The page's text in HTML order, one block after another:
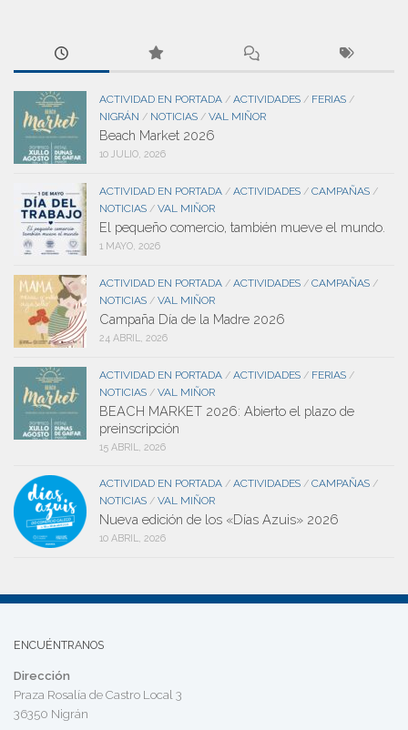
ACTIVIDAD EN PORTADA / ACTIVIDADES / FERIAS /
NIGRÁN / NOTICIAS / VAL MIÑOR
Beach Market 2026
10 JULIO, 2026
ACTIVIDAD EN PORTADA / ACTIVIDADES / CAMPAÑAS /
NOTICIAS / VAL MIÑOR
El pequeño comercio, también mueve el mundo.
1 MAYO, 2026
ACTIVIDAD EN PORTADA / ACTIVIDADES / CAMPAÑAS /
NOTICIAS / VAL MIÑOR
Campaña Día de la Madre 2026
24 ABRIL, 2026
ACTIVIDAD EN PORTADA / ACTIVIDADES / FERIAS /
NOTICIAS / VAL MIÑOR
BEACH MARKET 2026: Abierto el plazo de
preinscripción
15 ABRIL, 2026
ACTIVIDAD EN PORTADA / ACTIVIDADES / CAMPAÑAS /
NOTICIAS / VAL MIÑOR
Nueva edición de los «Días Azuis» 2026
10 ABRIL, 2026
ENCUÉNTRANOS
Dirección
Praza Rosalía de Castro Local 3
36350 Nigrán